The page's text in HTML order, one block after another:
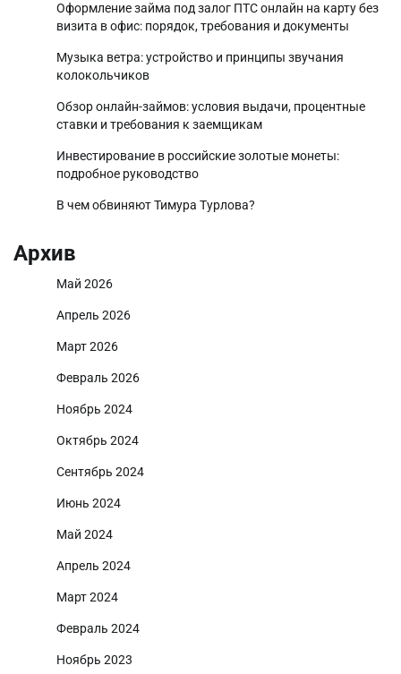
Оформление займа под залог ПТС онлайн на карту без
визита в офис: порядок, требования и документы
Музыка ветра: устройство и принципы звучания
колокольчиков
Обзор онлайн-займов: условия выдачи, процентные
ставки и требования к заемщикам
Инвестирование в российские золотые монеты:
подробное руководство
В чем обвиняют Тимура Турлова?
Архив
Май 2026
Апрель 2026
Март 2026
Февраль 2026
Ноябрь 2024
Октябрь 2024
Сентябрь 2024
Июнь 2024
Май 2024
Апрель 2024
Март 2024
Февраль 2024
Ноябрь 2023